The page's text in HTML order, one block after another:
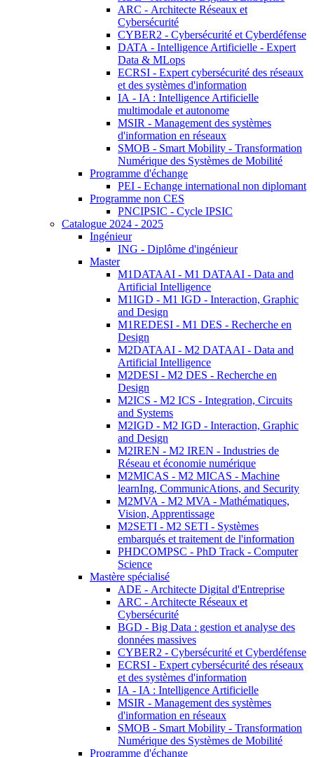
ARC - Architecte Réseaux et
Cybersécurité
CYBER2 - Cybersécurité et Cyberdéfense
DATA - Intelligence Artificielle - Expert
Data & MLops
ECRSI - Expert cybersécurité des réseaux
et des systèmes d'information
IA - IA : Intelligence Artificielle
multimodale et autonome
MSIR - Management des systèmes
d'information en réseaux
SMOB - Smart Mobility - Transformation
Numérique des Systèmes de Mobilité
Programme d'échange
PEI - Echange international non diplomant
Programme non CES
PNCIPSIC - Cycle IPSIC
Catalogue 2024 - 2025
Ingénieur
ING - Diplôme d'ingénieur
Master
M1DATAAI - M1 DATAAI - Data and
Artificial Intelligence
M1IGD - M1 IGD - Interaction, Graphic
and Design
M1REDESI - M1 DES - Recherche en
Design
M2DATAAI - M2 DATAAI - Data and
Artificial Intelligence
M2DESI - M2 DES - Recherche en
Design
M2ICS - M2 ICS - Integration, Circuits
and Systems
M2IGD - M2 IGD - Interaction, Graphic
and Design
M2IREN - M2 IREN - Industries de
Réseau et économie numérique
M2MICAS - M2 MICAS - Machine
learnIng, CommunicAtions, and Security
M2MVA - M2 MVA - Mathématiques,
Vision, Apprentissage
M2SETI - M2 SETI - Systèmes
embarqués et traitement de l'information
PHDCOMPSC - PhD Track - Computer
Science
Mastère spécialisé
ADE - Architecte Digital d'Entreprise
ARC - Architecte Réseaux et
Cybersécurité
BGD - Big Data : gestion et analyse des
données massives
CYBER2 - Cybersécurité et Cyberdéfense
ECRSI - Expert cybersécurité des réseaux
et des systèmes d'information
IA - IA : Intelligence Artificielle
MSIR - Management des systèmes
d'information en réseaux
SMOB - Smart Mobility - Transformation
Numérique des Systèmes de Mobilité
Programme d'échange